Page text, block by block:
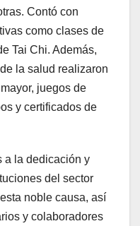
Contó con
como clases de
Tai Chi. Además,
la salud realizaron
juegos de
y certificados de
a la dedicación y
del sector
noble causa, así
y colaboradores